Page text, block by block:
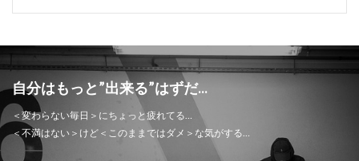
自分はもっと”出来る”はずだ...
＜変わらない毎日＞にちょっと疲れてる…
＜不満はない＞けど＜このままではダメ＞な気がする…